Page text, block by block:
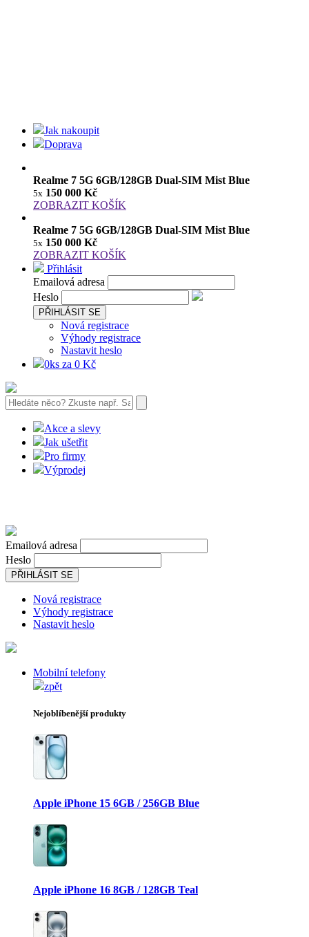
Jak nakoupit
Doprava
Realme 7 5G 6GB/128GB Dual-SIM Mist Blue
5x 150 000 Kč
ZOBRAZIT KOŠÍK
Realme 7 5G 6GB/128GB Dual-SIM Mist Blue
5x 150 000 Kč
ZOBRAZIT KOŠÍK
Přihlásit
Emailová adresa
Heslo
PŘIHLÁSIT SE
Nová registrace
Výhody registrace
Nastavit heslo
0ks za 0 Kč
Akce a slevy
Jak ušetřit
Pro firmy
Výprodej
Emailová adresa
Heslo
PŘIHLÁSIT SE
Nová registrace
Výhody registrace
Nastavit heslo
Mobilní telefony
zpět
Nejoblíbenější produkty
Apple iPhone 15 6GB / 256GB Blue
Apple iPhone 16 8GB / 128GB Teal